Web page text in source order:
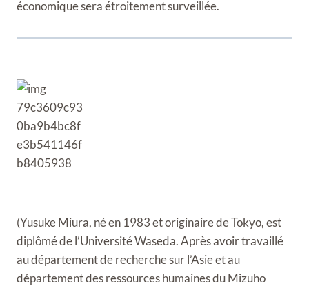
économique sera étroitement surveillée.
(Yusuke Miura, né en 1983 et originaire de Tokyo, est
diplômé de l’Université Waseda. Après avoir travaillé
au département de recherche sur l’Asie et au
département des ressources humaines du Mizuho